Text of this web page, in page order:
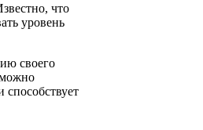
что
уровень
своего